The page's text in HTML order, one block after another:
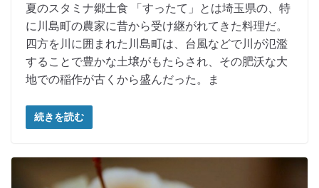
夏のスタミナ郷土食 「すったて」とは埼玉県の、特
に川島町の農家に昔から受け継がれてきた料理だ。
四方を川に囲まれた川島町は、台風などで川が氾濫
することで豊かな土壌がもたらされ、その肥沃な大
地での稲作が古くから盛んだった。ま
続きを読む